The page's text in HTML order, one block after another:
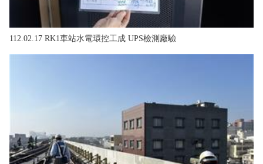
112.02.17 RK1車站水電環控工成 UPS檢測廠驗